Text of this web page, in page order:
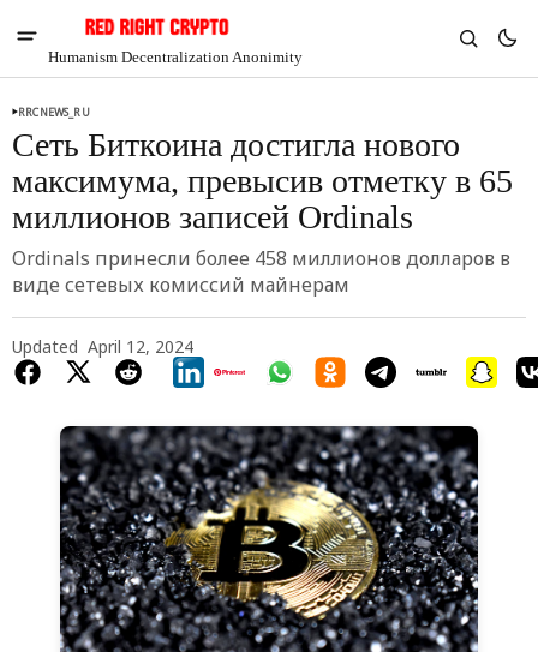
Humanism Decentralization Anonimity
Chia
$1.35
-5.89%
RRCNEWS_RU
Cеть Биткоина достигла нового
максимума, превысив отметку в 65
миллионов записей Ordinals
Ordinals принесли более 458 миллионов долларов в
виде сетевых комиссий майнерам
Updated April 12, 2024